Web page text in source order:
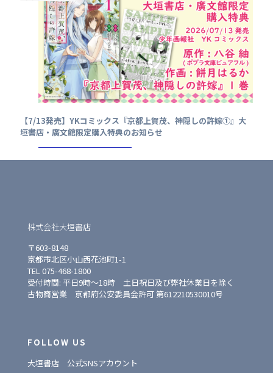
【7/13発売】YKコミックス『京都上賀茂、神隠しの許嫁①』大
垣書店・廣文館限定購入特典のお知らせ
株式会社大垣書店
〒603-8148
京都市北区小山西花池町1-1
TEL 075-468-1800
受付時間: 平日9時〜18時 土日祝日及び弊社休業日を除く
古物商営業 京都府公安委員会許可 第612210530010号
FOLLOW US
大垣書店 公式SNSアカウント